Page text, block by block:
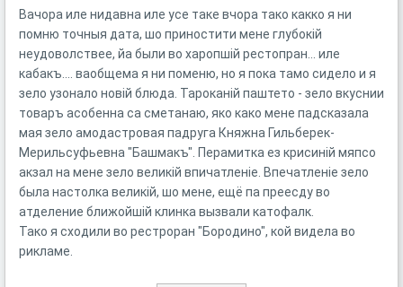
Вачора иле нидавна иле усе таке вчора тако какко я ни
помню точныя дата, шо приностити мене глубокiй
неудоволствее, йа были во харопшiй рестопран... иле
кабакъ.... ваобщема я ни поменю, но я пока тамо сидело и я
зело узонало новiй блюда. Тароканiй паштето - зело вкуснии
товаръ асобенна са сметанаю, яко како мене падсказала
мая зело амодастровая падруга Княжна Гильберек-
Мерильсуфьевна "Башмакъ". Перамитка ез крисинiй мяпсо
акзал на мене зело великiй впичатленiе. Впечатленiе зело
была настолка великiй, шо мене, ещё па преесду во
атделение ближойшiй клинка вызвали катофалк.
Тако я сходили во рестроран "Бородино", кой видела во
рикламе.